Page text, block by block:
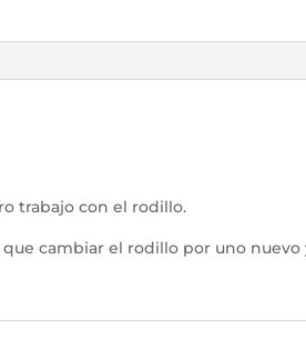
trabajo con el rodillo.
cambiar el rodillo por uno